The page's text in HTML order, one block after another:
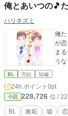
俺とあいつの🎵
ハリネズミ
俺
が恋
ま
う
BL 完結 短編
24h.ポイント 0pt
小説 228,726 位 /
BL 嫉妬 嘘